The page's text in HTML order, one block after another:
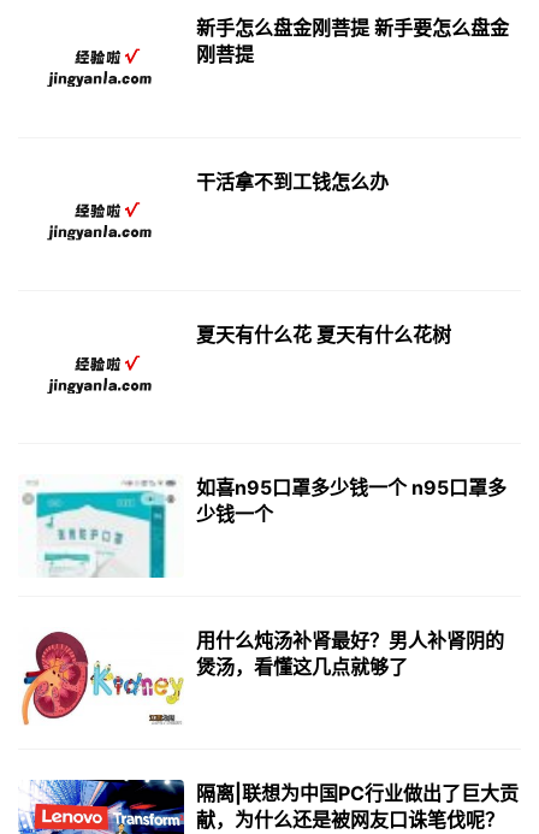
新手怎么盘金刚菩提 新手要怎么盘金
刚菩提
干活拿不到工钱怎么办
夏天有什么花 夏天有什么花树
如喜n95口罩多少钱一个 n95口罩多
少钱一个
用什么炖汤补肾最好？男人补肾阴的
煲汤，看懂这几点就够了
隔离|联想为中国PC行业做出了巨大贡
献，为什么还是被网友口诛笔伐呢？